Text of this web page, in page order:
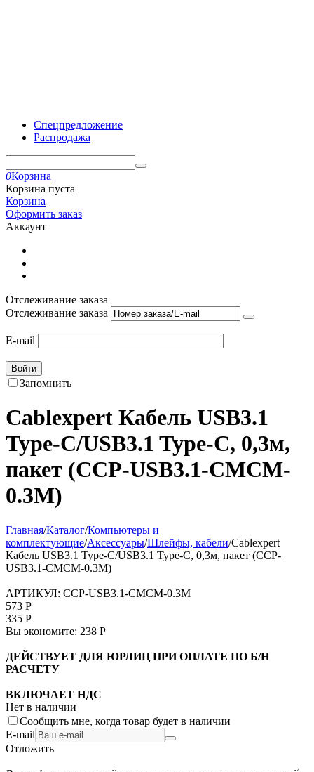
Спецпредложение
Распродажа
0Корзина
Корзина пуста
Корзина
Оформить заказ
Аккаунт
Отслеживание заказа
Отслеживание заказа
E-mail
Войти
Запомнить
Cablexpert Кабель USB3.1
Type-C/USB3.1 Type-C, 0,3м,
пакет (CCP-USB3.1-CMCM-
0.3M)
Главная/Каталог/Компьютеры и
комплектующие/Аксессуары/Шлейфы, кабели/Cablexpert
Кабель USB3.1 Type-C/USB3.1 Type-C, 0,3м, пакет (CCP-
USB3.1-CMCM-0.3M)
АРТИКУЛ: CCP-USB3.1-CMCM-0.3M
573 Р
335 Р
Вы экономите: 238 Р
ДЕЙСТВУЕТ ДЛЯ ЮРЛИЦ ПРИ ОПЛАТЕ ПО Б/Н
РАСЧЕТУ
ВКЛЮЧАЕТ НДС
Нет в наличии
Сообщить мне, когда товар будет в наличии
E-mail
Отложить